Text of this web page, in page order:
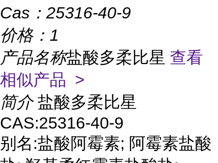
Cas： 25316-40-9
价格： 1
产品名称盐酸多柔比星 查看
相似产品 >
简介 盐酸多柔比星
CAS:25316-40-9
别名:盐酸阿霉素; 阿霉素盐酸